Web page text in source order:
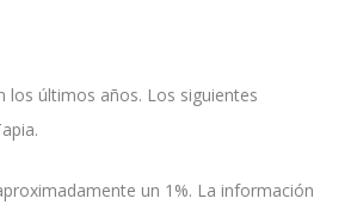
los últimos años. Los siguientes
un 1%. La información